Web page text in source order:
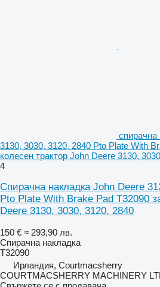
спирачна
3130, 3030, 3120, 2840 Pto Plate With
колесен трактор John Deere 3130,
4
Спирачна накладка John Deere
Pto Plate With Brake Pad T32090
Deere 3130, 3030, 3120, 2840
150 € ≈ 293,90 лв.
Спирачна накладка
T32090
Ирландия, Courtmacsherry
COURTMACSHERRY MACHINERY